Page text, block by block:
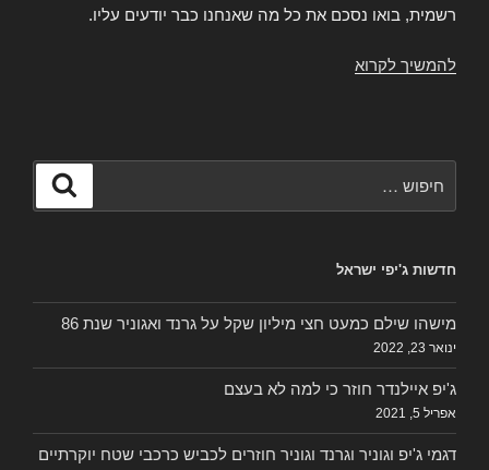
רשמית, בואו נסכם את כל מה שאנחנו כבר יודעים עליו.
להמשיך לקרוא
JT
2019
חדשות ג'יפי ישראל
מישהו שילם כמעט חצי מיליון שקל על גרנד ואגוניר שנת 86
ינואר 23, 2022
ג'יפ איילנדר חוזר כי למה לא בעצם
אפריל 5, 2021
דגמי ג'יפ וגוניר וגרנד וגוניר חוזרים לכביש כרכבי שטח יוקרתיים